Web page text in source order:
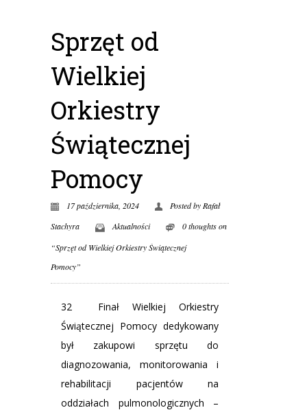
Sprzęt od
Wielkiej
Orkiestry
Świątecznej
Pomocy
17 października, 2024 Posted by Rafał
Stachyra
Aktualności
0 thoughts on
“Sprzęt od Wielkiej Orkiestry Świątecznej
Pomocy”
32 Finał Wielkiej Orkiestry
Świątecznej Pomocy dedykowany
był zakupowi sprzętu do
diagnozowania, monitorowania i
rehabilitacji pacjentówna
oddziałach pulmonologicznych –